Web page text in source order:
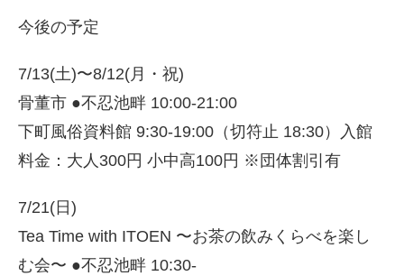
今後の予定
7/13(土)〜8/12(月・祝)
骨董市 ●不忍池畔 10:00-21:00
下町風俗資料館 9:30-19:00（切符止 18:30）入館
料金：大人300円 小中高100円 ※団体割引有
7/21(日)
Tea Time with ITOEN 〜お茶の飲みくらべを楽し
む会〜 ●不忍池畔 10:30-